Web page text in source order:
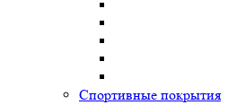
Спортивные покрытия